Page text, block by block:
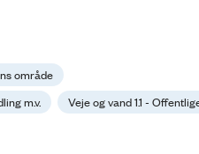
område
m.v. Veje og vand 1.1 -